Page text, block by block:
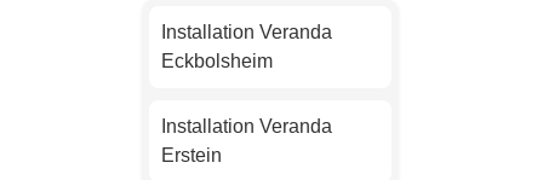
Installation Veranda
Nantes
Installation Veranda
Strasbourg
Installation Veranda
Eckbolsheim
Installation Veranda
Erstein